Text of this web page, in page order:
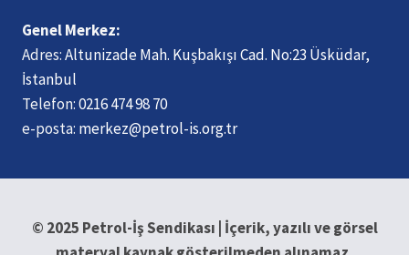
Genel Merkez:
Adres:Altunizade Mah. Kuşbakışı Cad. No:23 Üsküdar,
İstanbul
Telefon:0216 474 98 70
e-posta: merkez@petrol-is.org.tr
© 2025 Petrol-İş Sendikası | İçerik, yazılı ve görsel